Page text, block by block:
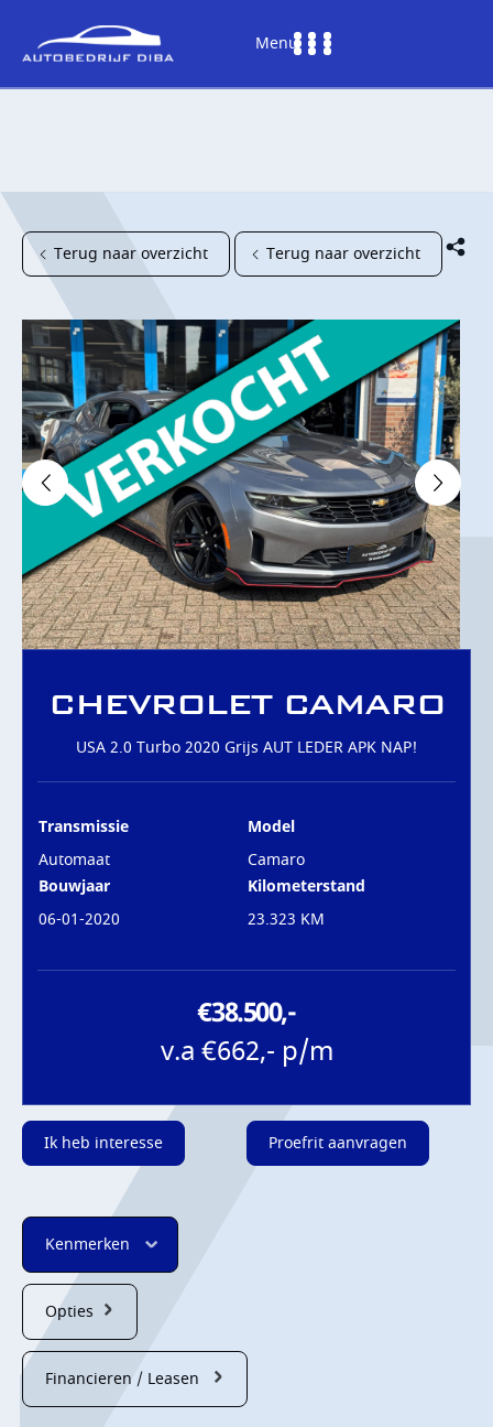
Menu
HOME
AANBOD
DIENSTEN
WERKPLAATS
OVER ONS
CONTACT
Terug naar overzicht Terug naar overzicht
CHEVROLET CAMARO
USA 2.0 Turbo 2020 Grijs AUT LEDER APK NAP!
Transmissie
Automaat
Model
Camaro
Bouwjaar
06-01-2020
Kilometerstand
23.323 KM
€38.500,-
v.a €662,- p/m
Ik heb interesse Proefrit aanvragen
Kenmerken
Opties
Financieren / Leasen